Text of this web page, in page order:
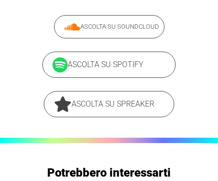
ASCOLTA SU SOUNDCLOUD
ASCOLTA SU SPOTIFY
ASCOLTA SU SPREAKER
Potrebbero interessarti